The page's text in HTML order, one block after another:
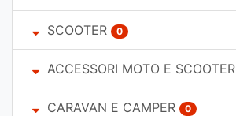
SCOOTER 0
ACCESSORI MOTO E SCOOTER
CARAVAN E CAMPER 0